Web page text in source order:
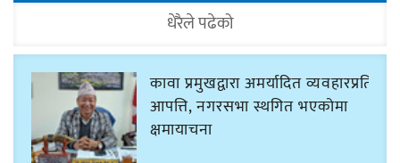
धेरैले पढेको
कावा प्रमुखद्वारा अमर्यादित व्यवहारप्रति
आपत्ति, नगरसभा स्थगित भएकोमा
क्षमायाचना